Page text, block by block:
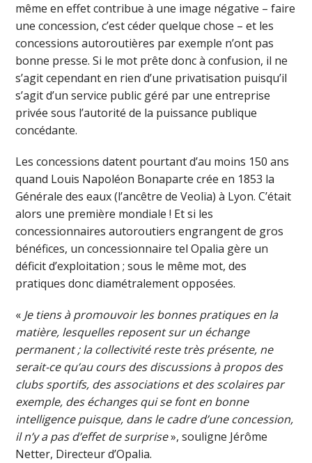
même en effet contribue à une image négative – faire
une concession, c’est céder quelque chose – et les
concessions autoroutières par exemple n’ont pas
bonne presse. Si le mot prête donc à confusion, il ne
s’agit cependant en rien d’une privatisation puisqu’il
s’agit d’un service public géré par une entreprise
privée sous l’autorité de la puissance publique
concédante.
Les concessions datent pourtant d’au moins 150 ans
quand Louis Napoléon Bonaparte crée en 1853 la
Générale des eaux (l’ancêtre de Veolia) à Lyon. C’était
alors une première mondiale ! Et si les
concessionnaires autoroutiers engrangent de gros
bénéfices, un concessionnaire tel Opalia gère un
déficit d’exploitation ; sous le même mot, des
pratiques donc diamétralement opposées.
« Je tiens à promouvoir les bonnes pratiques en la
matière, lesquelles reposent sur un échange
permanent ; la collectivité reste très présente, ne
serait-ce qu’au cours des discussions à propos des
clubs sportifs, des associations et des scolaires par
exemple, des échanges qui se font en bonne
intelligence puisque, dans le cadre d’une concession,
il n’y a pas d’effet de surprise», souligne Jérôme
Netter, Directeur d’Opalia.